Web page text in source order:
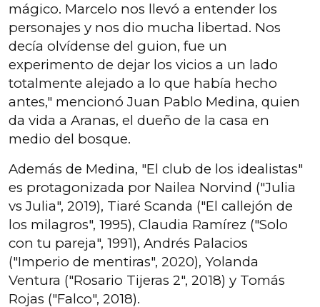
mágico. Marcelo nos llevó a entender los
personajes y nos dio mucha libertad. Nos
decía olvídense del guion, fue un
experimento de dejar los vicios a un lado
totalmente alejado a lo que había hecho
antes," mencionó Juan Pablo Medina, quien
da vida a Aranas, el dueño de la casa en
medio del bosque.
Además de Medina, "El club de los idealistas"
es protagonizada por Nailea Norvind ("Julia
vs Julia", 2019), Tiaré Scanda ("El callejón de
los milagros", 1995), Claudia Ramírez ("Solo
con tu pareja", 1991), Andrés Palacios
("Imperio de mentiras", 2020), Yolanda
Ventura ("Rosario Tijeras 2", 2018) y Tomás
Rojas ("Falco", 2018).